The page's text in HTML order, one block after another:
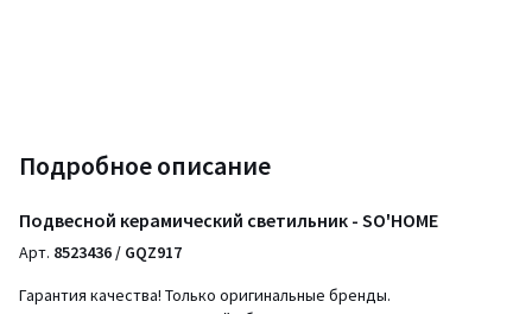
Подробное описание
Подвесной керамический светильник - SO'HOME
Арт. 8523436 / GQZ917
Гарантия качества! Только оригинальные бренды.